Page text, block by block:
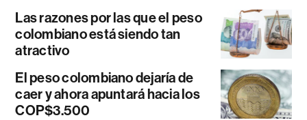
Las razones por las que el peso
colombiano está siendo tan
atractivo
El peso colombiano dejaría de
caer y ahora apuntará hacia los
COP$3.500